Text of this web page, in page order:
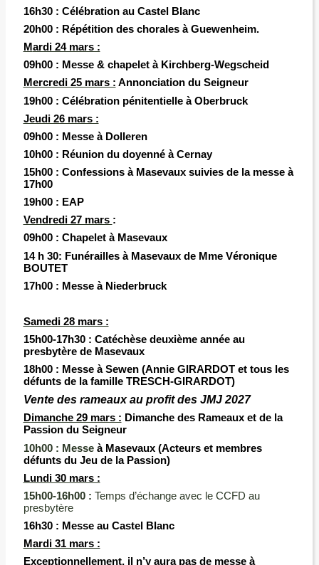
16h30 : Célébration au Castel Blanc
20h00 : Répétition des chorales à Guewenheim.
Mardi 24 mars :
09h00 : Messe & chapelet à Kirchberg-Wegscheid
Mercredi 25 mars : Annonciation du Seigneur
19h00 : Célébration pénitentielle à Oberbruck
Jeudi 26 mars :
09h00 : Messe àDolleren
10h00 : Réunion du doyenné à Cernay
15h00 : Confessions à Masevaux suivies de la messe à
17h00
19h00 : EAP
Vendredi 27 mars :
09h00 : Chapelet à Masevaux
14 h 30: Funérailles à Masevaux de Mme Véronique
BOUTET
17h00 : Messe à Niederbruck
Samedi 28 mars :
15h00-17h30 : Catéchèse deuxième année au
presbytère de Masevaux
18h00 : Messe à Sewen (Annie GIRARDOT et tous les
défunts de la famille TRESCH-GIRARDOT)
Vente des rameaux au profit des JMJ 2027
Dimanche 29 mars : Dimanche des Rameaux et de la
Passion du Seigneur
10h00 : Messeà Masevaux (Acteurs et membres
défunts du Jeu de la Passion)
Lundi 30 mars :
15h00-16h00 : Temps d’échange avec le CCFD au
presbytère
16h30 : Messe au Castel Blanc
Mardi 31 mars :
Exceptionnellement, il n’y aura pas de messe à